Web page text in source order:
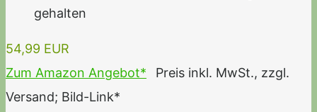
gehalten
54,99 EUR
Zum Amazon Angebot*
Preis inkl. MwSt., zzgl.
Versand; Bild-Link*